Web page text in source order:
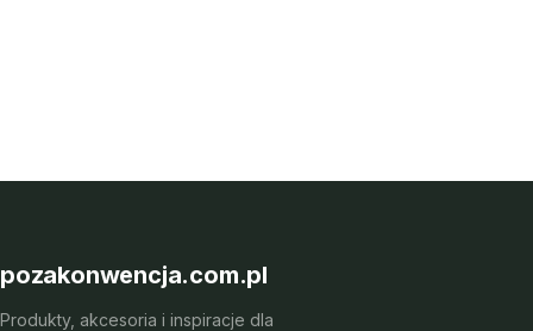
pozakonwencja.com.pl
Produkty, akcesoria i inspiracje dla